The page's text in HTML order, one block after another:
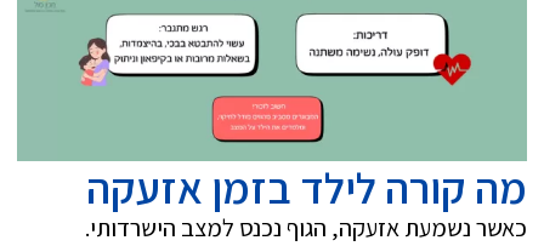
מה קורה לילד בזמן אזעקה
כאשר נשמעת אזעקה, הגוף נכנס למצב הישרדותי.